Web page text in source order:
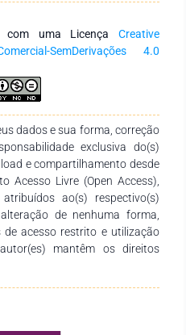
mercado consumidor mais
per capita é de
ano. apesar do crescimento
e do grande potencial
a influência dessa atividade
país ainda não alcançou
examinar a relação entre a
seu impacto no comércio,
que influenciam a qualidade
a comercialização.
com uma Licença Creative
SemDerivações 4.0
dados e sua forma, correção
exclusiva do(s)
e compartilhamento desde
Acesso Livre (Open Access),
ao(s) respectivo(s)
de nenhuma forma,
acesso restrito e utilização
mantêm os direitos